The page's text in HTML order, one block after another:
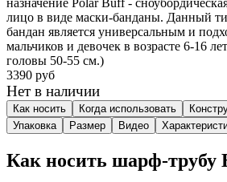
назначение Polar Buff -
лицо в виде маски-банданы. Данный
бандан является универсальным и
мальчиков и девочек в возрасте 6-16
головы 50-55 см.)
3390 руб
Нет в наличии
Как носить Когда использовать
Упаковка
Размер Видео
Как носить шарф-трубу